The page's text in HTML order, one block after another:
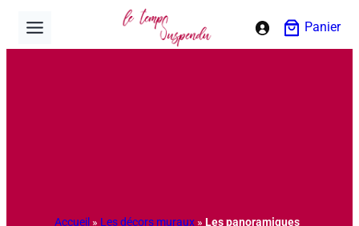
contenu
Panier
Accueil » Les décors muraux » Les panoramiques